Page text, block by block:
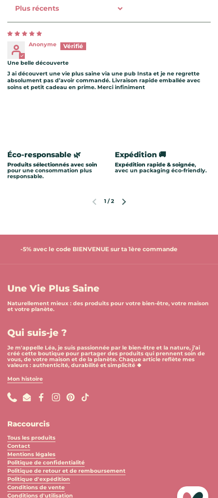
Sort by
Anonyme
Une belle découverte
J ai découvert une vie plus saine via une pub Insta et je ne regrette
absolument pas d’avoir commandé. Livraison rapide emballée avec
soins et petit cadeau en prime. Merci infiniment
Éco-responsable 🌿
Produits sélectionnés avec soin
pour une consommation plus
responsable.
Expédition 🚚
Expédition rapide & soignée,
avec un packaging éco-friendly.
Diapositive précédente
Diapositive suivante
1 /2
-5% avec le code BIENVENUE sur ta 1ère commande
Une Vie Plus Saine
Naturellement mieux : des produits pour votre bien-être, votre maison
et votre planète.
Qui suis-je ?
Je m'appelle Léa, je suis passionnée par le bien-être et la nature, j’ai
créé cette boutique pour partager des produits qui prennent soin de
vous, de votre maison et de la planète. Chaque article reflète mes
valeurs : authenticité, durabilité et simplicité 🍀
Mon histoire
PhoneEmailFacebookInstagram
Pinterest
TikTok
Raccourcis
Tous les produits
Contact
Mentions légales
Politique de confidentialité
Politique de retour et de remboursement
Politique d'expédition
Conditions de vente
Conditions d'utilisation